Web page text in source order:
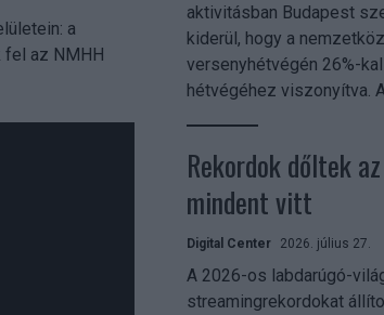
a
az NMHH
aktivitásban Budapest
kiderül, hogy a
versenyhétvégén 26%-
hétvégéhez viszonyítva.
Rekordok dőltek
mindent vitt
Digital Center 2026. július 27.
A 2026-os labdarúgó-
streamingrekordokat